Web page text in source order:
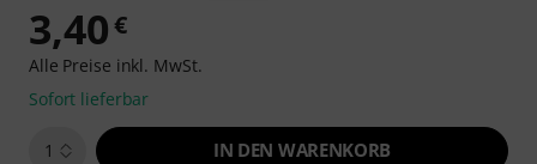
3,40€
Alle Preise inkl. MwSt.
Sofort lieferbar
1 IN DEN WARENKORB